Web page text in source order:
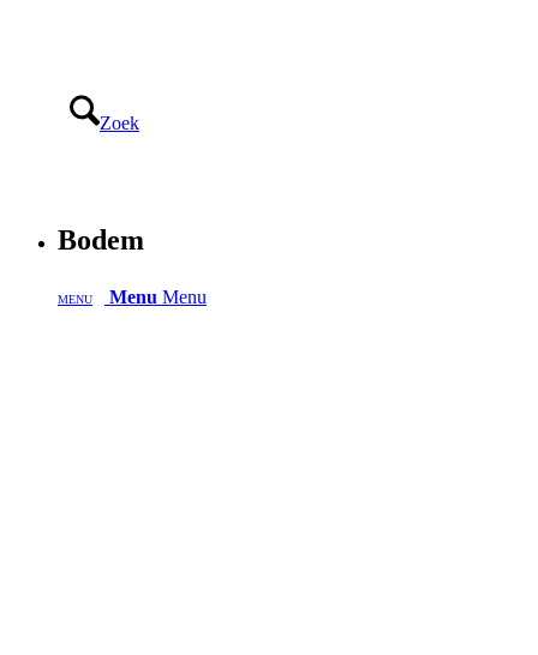
Zoek
Menu Menu
Bodem